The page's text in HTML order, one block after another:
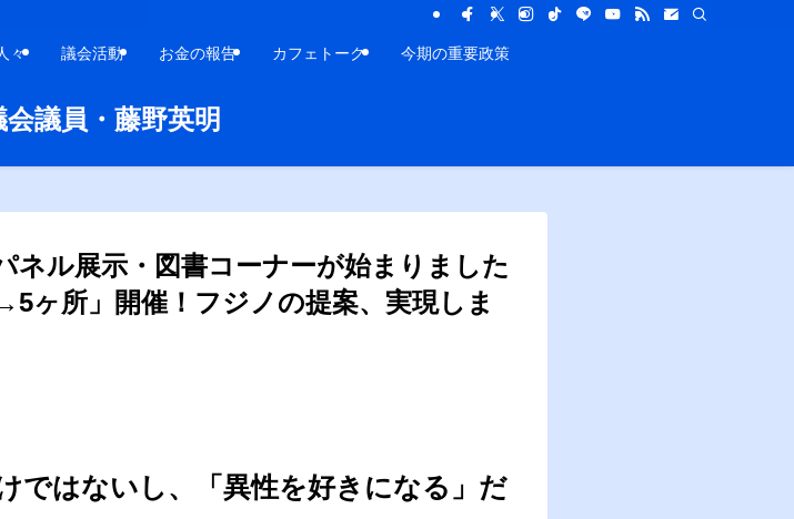
議員・藤野英明
々 議会活動 お金の報告 カフェトーク 今期の重要政策
ネル展示・図書コーナーが始まりました
ヶ所」開催！フジノの提案、実現しま
ではないし、「異性を好きになる」だ